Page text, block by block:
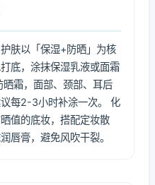
肤以「保湿+防晒」为核
底，涂抹保湿乳液或面霜
霜，面部、颈部、耳后
每2-3小时补涂一次。 化
值的底妆，搭配定妆散
唇膏，避免风吹干裂。